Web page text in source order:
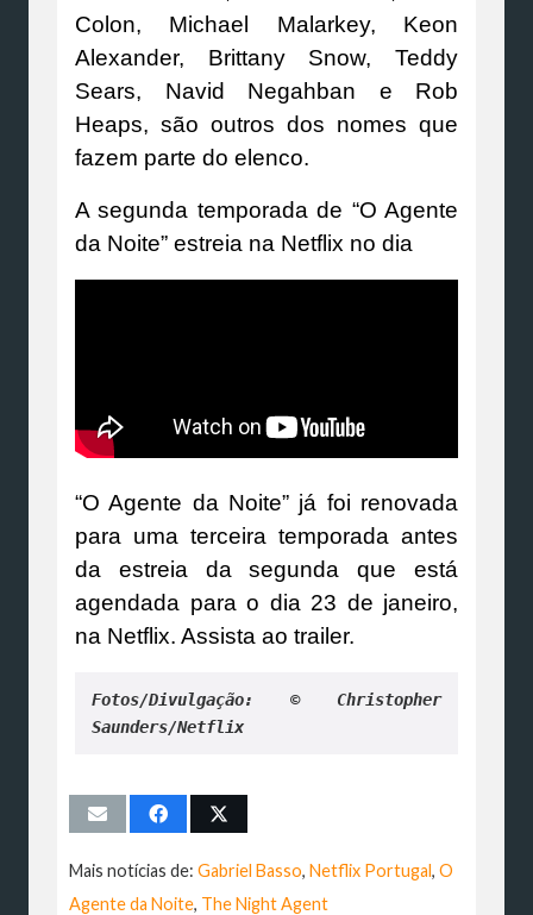
Colon, Michael Malarkey, Keon
Alexander, Brittany Snow, Teddy
Sears, Navid Negahban e Rob
Heaps, são outros dos nomes que
fazem parte do elenco.
A segunda temporada de “O Agente
da Noite” estreia na Netflix no dia
“O Agente da Noite” já foi renovada
para uma terceira temporada antes
da estreia da segunda que está
agendada para o dia 23 de janeiro,
na Netflix. Assista ao trailer.
Fotos/Divulgação: © Christopher
Saunders/Netflix
Mais notícias de: Gabriel Basso, Netflix Portugal, O
Agente da Noite, The Night Agent